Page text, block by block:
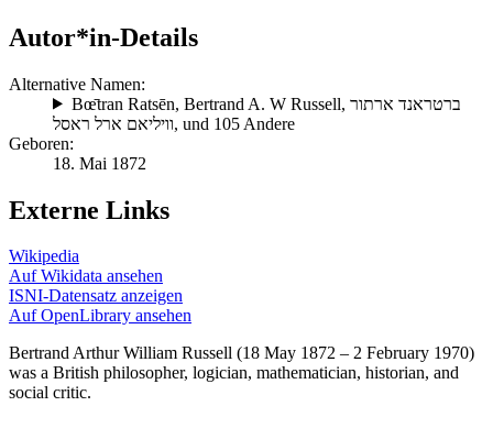
Autor*in-Details
Alternative Namen:
Bœ̄tran Ratsēn, Bertrand A. W Russell, ברטראנד ארתור
וויליאם ארל ראסל, und 105 Andere
Geboren:
18. Mai 1872
Externe Links
Wikipedia
Auf Wikidata ansehen
ISNI-Datensatz anzeigen
Auf OpenLibrary ansehen
Bertrand Arthur William Russell (18 May 1872 – 2 February 1970)
was a British philosopher, logician, mathematician, historian, and
social critic.